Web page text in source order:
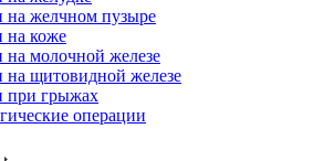
на желчном пузыре
на коже
молочной железе
на щитовидной железе
при грыжах
операции